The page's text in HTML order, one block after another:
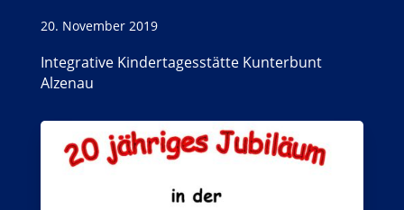
20. November 2019
Integrative Kindertagesstätte Kunterbunt
Alzenau